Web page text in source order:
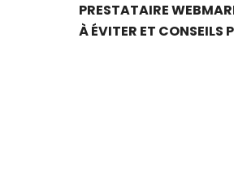
PRESTATAIRE
À ÉVITER ET CONSEILS